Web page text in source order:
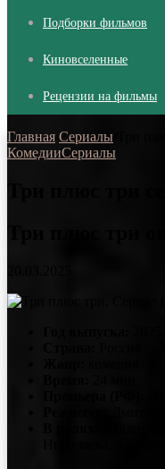
Подборки фильмов
Киновселенные
Рецензии на фильмы
Главная Сериалы
КомедииСериалы